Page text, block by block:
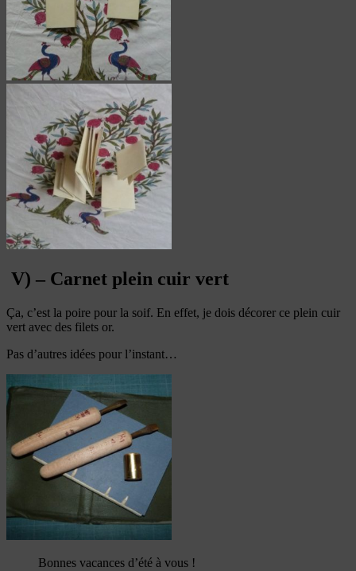
V) – Carnet plein cuir vert
Ça, c’est la poire pour la soif. En effet, je dois décorer ce plein cuir
vert avec des filets or.
Pas d’autres idées pour l’instant…
Bonnes vacances d’été à vous !